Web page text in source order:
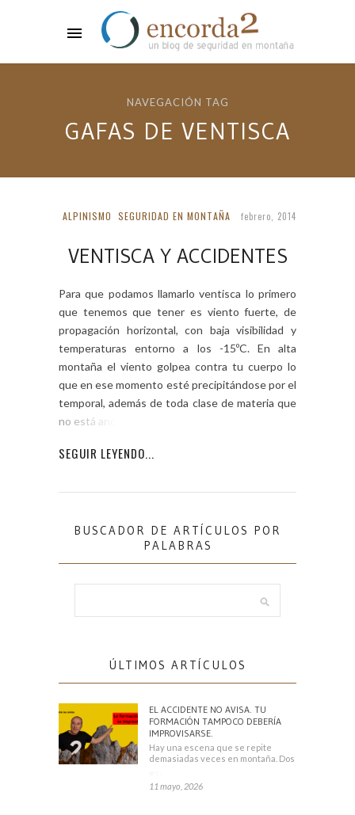
NAVEGACIÓN TAG
GAFAS DE VENTISCA
ALPINISMO SEGURIDAD EN MONTAÑA febrero, 2014
VENTISCA Y ACCIDENTES
Para que podamos llamarlo ventisca lo primero
que tenemos que tener es viento fuerte, de
propagación horizontal, con baja visibilidad y
temperaturas entorno a los -15ºC. En alta
montaña el viento golpea contra tu cuerpo lo
que en ese momento esté precipitándose por el
temporal, además de toda clase de materia que
no está anclada […]
SEGUIR LEYENDO...
BUSCADOR DE ARTÍCULOS POR
PALABRAS
ÚLTIMOS ARTÍCULOS
EL ACCIDENTE NO AVISA. TU
FORMACIÓN TAMPOCO DEBERÍA
IMPROVISARSE.
Hay una escena que se repite
demasiadas veces en montaña. Dos
11 mayo, 2026